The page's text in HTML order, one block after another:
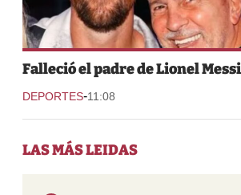
Falleció el padre de Lionel Messi
DEPORTES-11:08
LAS MÁS LEIDAS